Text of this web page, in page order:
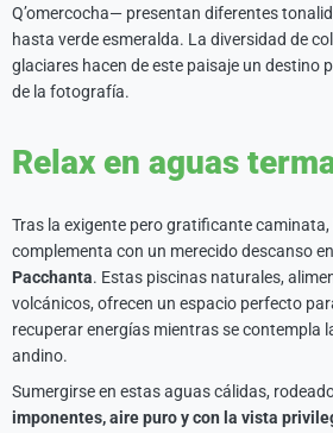
Q’omercocha— presentan diferentes
hasta verde esmeralda. La diversidad de
glaciares hacen de este paisaje un destino
de la fotografía.
Relax en aguas
Tras la exigente pero gratificante caminata,
complementa con un merecido descanso
Pacchanta. Estas piscinas naturales,
volcánicos, ofrecen un espacio perfecto
recuperar energías mientras se contempla
andino.
Sumergirse en estas aguas cálidas,
imponentes, aire puro y con la vista